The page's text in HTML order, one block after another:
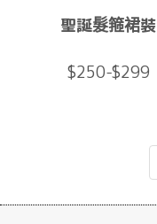
聖誕髮箍裙裝
$250-$299